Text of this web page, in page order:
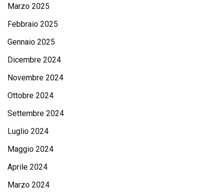
Marzo 2025
Febbraio 2025
Gennaio 2025
Dicembre 2024
Novembre 2024
Ottobre 2024
Settembre 2024
Luglio 2024
Maggio 2024
Aprile 2024
Marzo 2024